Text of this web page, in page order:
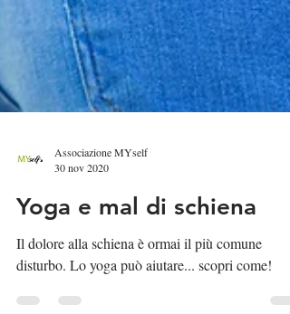
Associazione MYself
Yoga e mal di schiena
Il dolore alla schiena è ormai il più comune